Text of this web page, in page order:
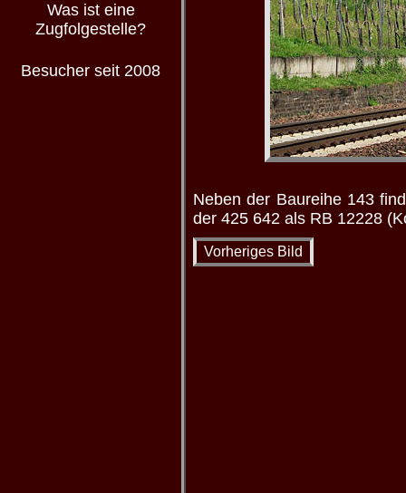
Was ist eine
Zugfolgestelle?
Besucher seit 2008
Neben der Baureihe 143
der 425 642 als RB 12228
Vorheriges Bild